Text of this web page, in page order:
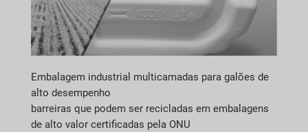
Embalagem industrial multicamadas para galões de
alto desempenho
barreiras que podem ser recicladas em embalagens
de alto valor certificadas pela ONU